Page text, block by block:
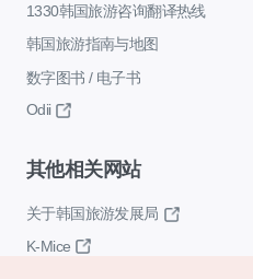
1330韩国旅游咨询翻译热线
韩国旅游指南与地图
数字图书 / 电子书
Odii
其他相关网站
关于韩国旅游发展局
K-Mice